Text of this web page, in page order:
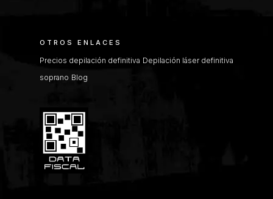
OTROS ENLACES
Precios depilación definitiva Depilación láser definitiva
soprano Blog